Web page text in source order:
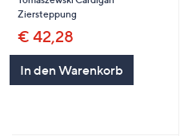
Ziersteppung
€ 42,28
In den Warenkorb